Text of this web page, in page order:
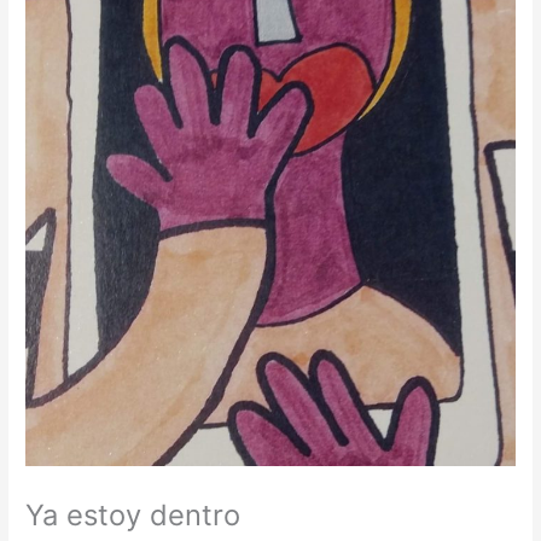
Ya estoy dentro